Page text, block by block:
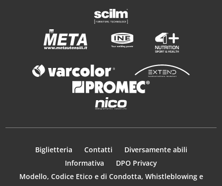
Biglietteria Contatti
Diversamente abili
Informativa
DPO Privacy
Modello, Codice Etico e di Condotta, Whistleblowing e